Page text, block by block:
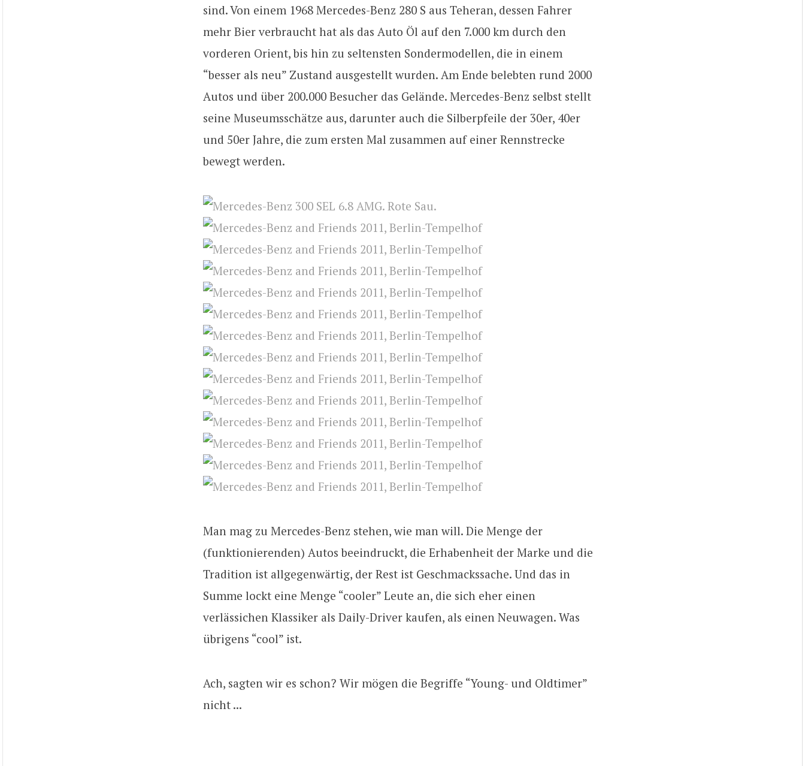
sind. Von einem 1968 Mercedes-Benz 280 S aus Teheran, dessen Fahrer
mehr Bier verbraucht hat als das Auto Öl auf den 7.000 km durch den
vorderen Orient, bis hin zu seltensten Sondermodellen, die in einem
“besser als neu” Zustand ausgestellt wurden. Am Ende belebten rund 2000
Autos und über 200.000 Besucher das Gelände. Mercedes-Benz selbst stellt
seine Museumsschätze aus, darunter auch die Silberpfeile der 30er, 40er
und 50er Jahre, die zum ersten Mal zusammen auf einer Rennstrecke
bewegt werden.
Man mag zu Mercedes-Benz stehen, wie man will. Die Menge der
(funktionierenden) Autos beeindruckt, die Erhabenheit der Marke und die
Tradition ist allgegenwärtig, der Rest ist Geschmackssache. Und das in
Summe lockt eine Menge “cooler” Leute an, die sich eher einen
verlässichen Klassiker als Daily-Driver kaufen, als einen Neuwagen. Was
übrigens “cool” ist.
Ach, sagten wir es schon? Wir mögen die Begriffe “Young- und Oldtimer”
nicht ...